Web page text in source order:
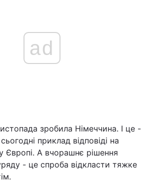
ad
зробила Німеччина. І це -
приклад відповіді на
Європі. А вчорашнє рішення
- це спроба відкласти тяжке